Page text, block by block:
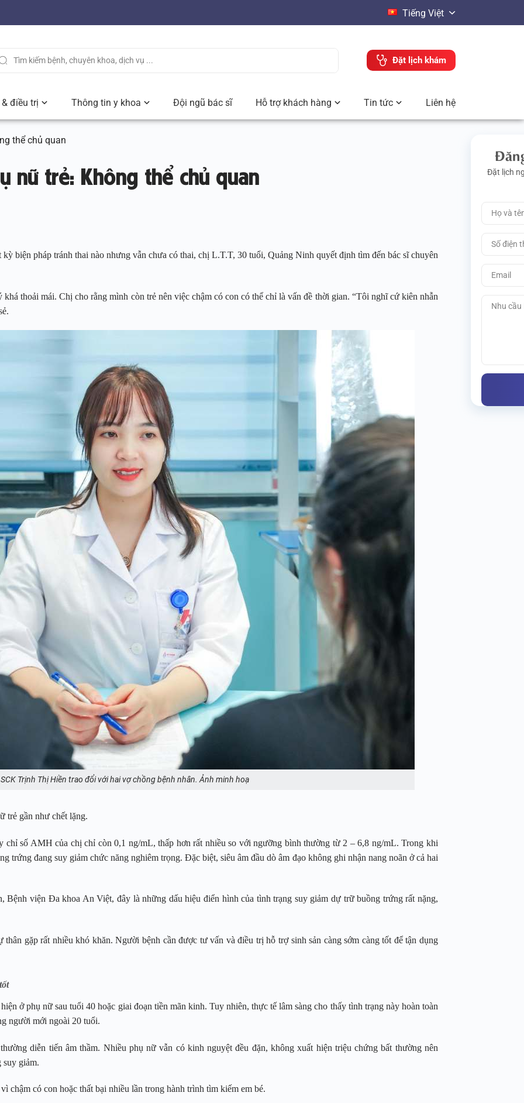
Tiếng Việt
Đặt lịch khám
điều trị Thông tin y khoa Đội ngũ bác sĩ Hỗ trợ khách hàng Tin tức Liên hệ
thể chủ quan
nữ trẻ: Không thể chủ quan
biện pháp tránh thai nào nhưng vẫn chưa có thai, chị L.T.T, 30 tuổi, Quảng Ninh quyết định tìm đến bác sĩ chuyên
thoải mái. Chị cho rằng mình còn trẻ nên việc chậm có con có thể chỉ là vấn đề thời gian. “Tôi nghĩ cứ kiên nhẫn
Trịnh Thị Hiền trao đổi với hai vợ chồng bệnh nhân. Ảnh minh hoạ
trẻ gần như chết lặng.
chỉ số AMH của chị chỉ còn 0,1 ng/mL, thấp hơn rất nhiều so với ngưỡng bình thường từ 2 – 6,8 ng/mL. Trong khi
trứng đang suy giảm chức năng nghiêm trọng. Đặc biệt, siêu âm đầu dò âm đạo không ghi nhận nang noãn ở cả hai
Bệnh viện Đa khoa An Việt, đây là những dấu hiệu điển hình của tình trạng suy giảm dự trữ buồng trứng rất nặng,
gặp rất nhiều khó khăn. Người bệnh cần được tư vấn và điều trị hỗ trợ sinh sản càng sớm càng tốt để tận dụng
ở phụ nữ sau tuổi 40 hoặc giai đoạn tiền mãn kinh. Tuy nhiên, thực tế lâm sàng cho thấy tình trạng này hoàn toàn
người mới ngoài 20 tuổi.
diễn tiến âm thầm. Nhiều phụ nữ vẫn có kinh nguyệt đều đặn, không xuất hiện triệu chứng bất thường nên
suy giảm.
chậm có con hoặc thất bại nhiều lần trong hành trình tìm kiếm em bé.
Đặt lịch